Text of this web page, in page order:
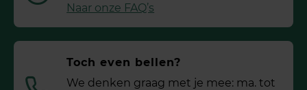
Naar onze FAQ’s
Toch even bellen?
We denken graag met je mee: ma. tot